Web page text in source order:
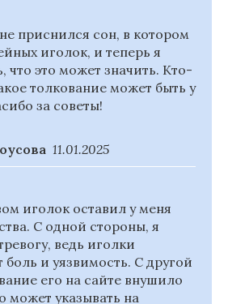
приснился сон, в котором
иголок, и теперь я
что это может значить. Кто-
толкование может быть у
за советы!
11.01.2025
иголок оставил у меня
С одной стороны, я
ведь иголки
и уязвимость. С другой
его на сайте внушило
может указывать на